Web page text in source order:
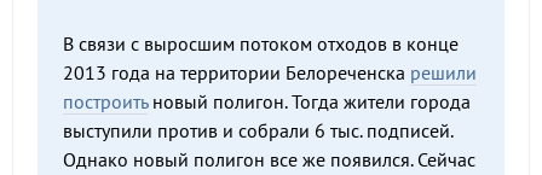
В связи с выросшим потоком отходов в конце
2013 года на территории Белореченска решили
построитьновый полигон. Тогда жители города
выступили против и собрали 6 тыс. подписей.
Однако новый полигон все же появился. Сейчас